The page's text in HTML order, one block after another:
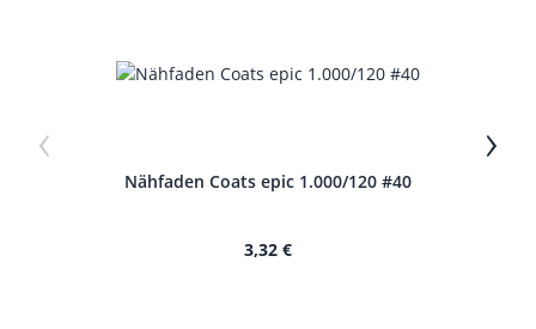
‹
Nähfaden Coats epic 1.000/120 #40
3,32 €
›